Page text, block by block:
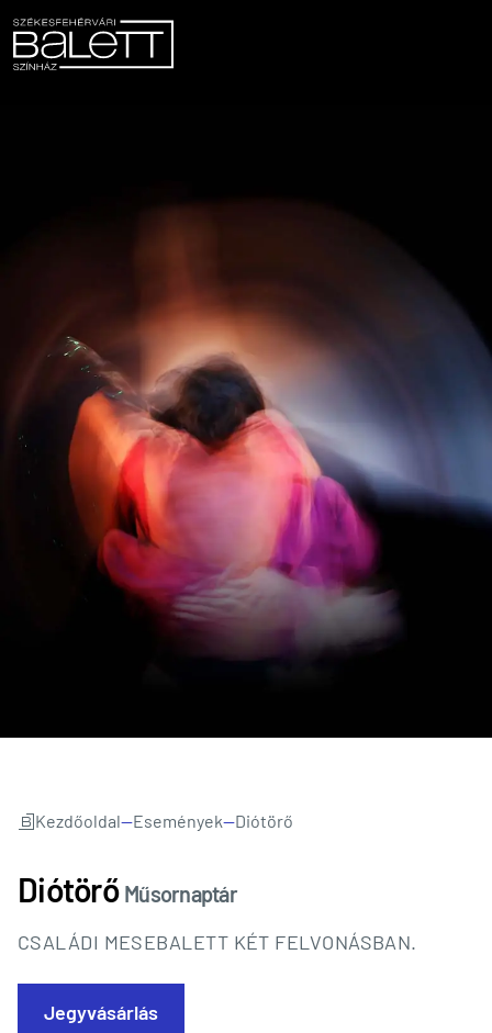
Kezdőoldal—Események—Diótörő
Diótörő Műsornaptár
CSALÁDI MESEBALETT KÉT FELVONÁSBAN.
Jegyvásárlás